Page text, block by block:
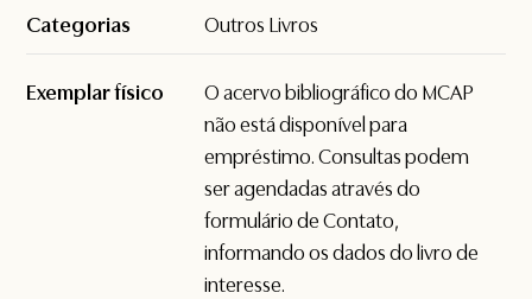
Categorias Outros Livros
Exemplar físico
O acervo bibliográfico do MCAP
não está disponível para
empréstimo. Consultas podem
ser agendadas através do
formulário deContato,
informando os dados do livro de
interesse.